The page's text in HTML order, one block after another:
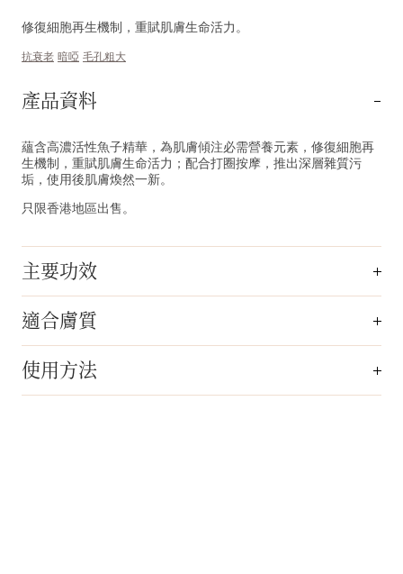
修復細胞再生機制，重賦肌膚生命活力。
抗衰老 暗啞 毛孔粗大
產品資料
蘊含高濃活性魚子精華，為肌膚傾注必需營養元素，修復細胞再
生機制，重賦肌膚生命活力；配合打圈按摩，推出深層雜質污
垢，使用後肌膚煥然一新。
只限香港地區出售。
主要功效
適合膚質
使用方法